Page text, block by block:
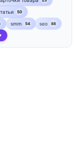
50
smm 54 seo 88